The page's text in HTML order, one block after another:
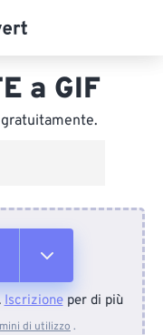
a GIF
Iscrizioneper di più
di utilizzo .